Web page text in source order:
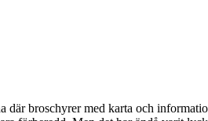
broschyrer med karta och